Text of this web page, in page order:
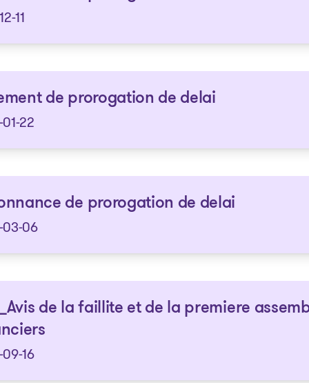
11
de prorogation de delai
22
de prorogation de delai
06
de la faillite et de la premiere
16